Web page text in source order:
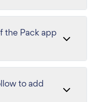
the Pack app
to add